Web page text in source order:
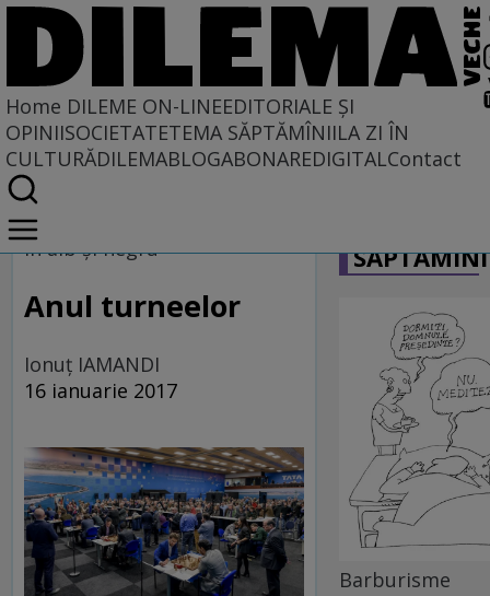
Home DILEME ON-LINEEDITORIALE ȘI
OPINIISOCIETATETEMA SĂPTĂMÎNIILA ZI ÎN
CULTURĂDILEMABLOGABONAREDIGITALContact
Home
Dileme on-line
În alb şi negru
Anul turneelor
Ionuţ IAMANDI
16 ianuarie 2017
Barburisme